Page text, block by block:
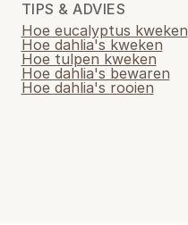
TIPS & ADVIES
Hoe eucalyptus kweken
Hoe dahlia's kweken
Hoe tulpen kweken
Hoe dahlia's bewaren
Hoe dahlia's rooien